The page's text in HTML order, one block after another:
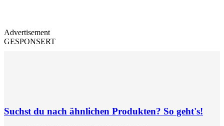
Advertisement
GESPONSERT
Suchst du nach ähnlichen Produkten? So geht's!